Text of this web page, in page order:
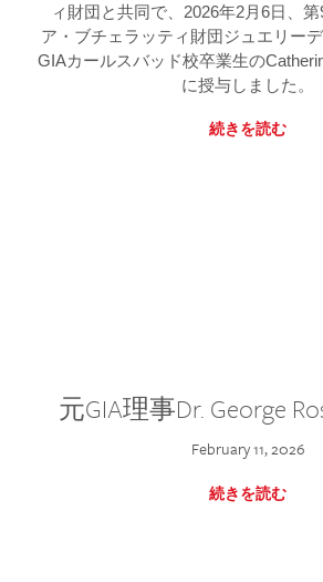
ィ財団と共同で、2026年2月6日、
ア・ブチェラッティ財団ジュエリー
GIAカールスバッド校卒業生の
に授与しました。
続きを読む
元GIA理事Dr. George
February 11, 2026
続きを読む